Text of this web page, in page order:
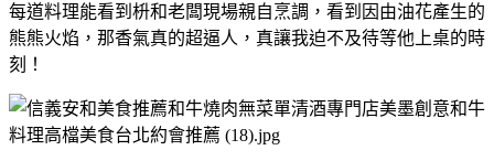
每道料理能看到枡和老闆現場親自烹調，看到因由油花產生的
熊熊火焰，那香氣真的超逼人，真讓我迫不及待等他上桌的時
刻！